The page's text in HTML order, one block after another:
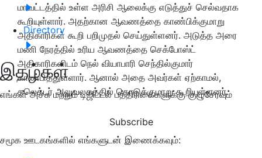
Directory
இதழ்கள்
எங்கள் அச்சு மற்றும் டிஜிட்டல் பத்திரிகைகளுக்கு குழுசேரவும்
Subscribe
சமூக ஊடகங்களில் எங்களுடன் இணைக்கவும்:
மாவட்டத்தில் உள்ள அரிசி ஆலைக்கு எடுத்துச் செல்வதாக
கூறியுள்ளார். அதற்கான ஆவணத்தை காண்பிக்குமாறு
அதிகாரிகள் கூறி பறிமுதல் செய்துள்ளனர். அடுத்த அரை
மணி நேரத்தில் உரிய ஆவணத்தை செக்போஸ்ட்
அதிகாரிகளிடம் நெல் வியாபாரி செந்தில்குமார்
காண்பித்துள்ளார். ஆனால் அதை அவர்கள் ஏற்காமல்,
கலெக்டர் அலுவலகத்தில் கொடுக்குமாறு கூறியுள்ளனர்.